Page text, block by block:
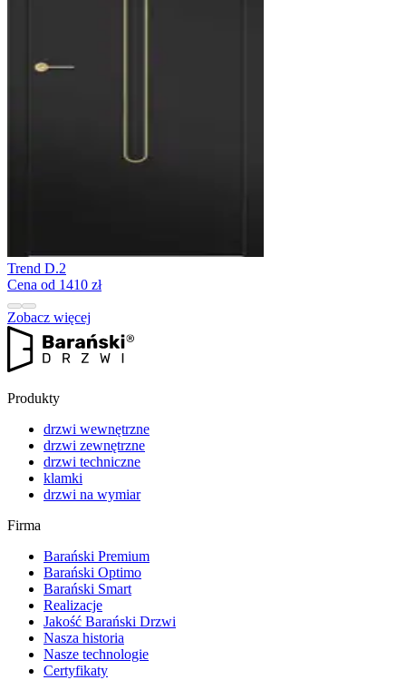
Trend D.2
Cena od 1410 zł
Zobacz więcej
Produkty
drzwi wewnętrzne
drzwi zewnętrzne
drzwi techniczne
klamki
drzwi na wymiar
Firma
Barański Premium
Barański Optimo
Barański Smart
Realizacje
Jakość Barański Drzwi
Nasza historia
Nasze technologie
Certyfikaty